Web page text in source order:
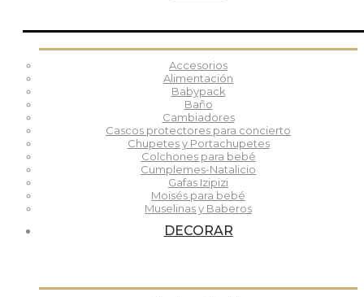
Accesorios
Alimentación
Babypack
Baño
Cambiadores
Cascos protectores para concierto
Chupetes y Portachupetes
Colchones para bebé
Cumplemes-Natalicio
Gafas Izipizi
Moisés para bebé
Muselinas y Baberos
DECORAR